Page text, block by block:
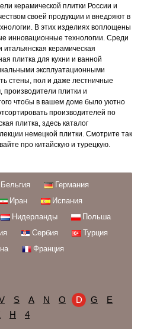
керамической плитки России и
своей продукции и внедряют в
В этих изделиях воплощены
инновационные технологии. Среди
керамическая
плитка для кухни и ванной
эксплуатационными
стены, пол и даже лестничные
производители плитки и
чтобы в вашем доме было уютно
производителей по
плитка, здесь каталог
немецкой плитки. Смотрите так
про китайскую и турецкую.
Бельгия
Германия
Иран
Испания
Нидерланды
Польша
Сербия
Турция
Франция
S A N O D G
E
H 4